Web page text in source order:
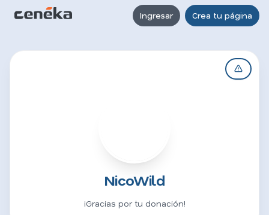
Ingresar Crea tu página
NicoWild
¡Gracias por tu donación!